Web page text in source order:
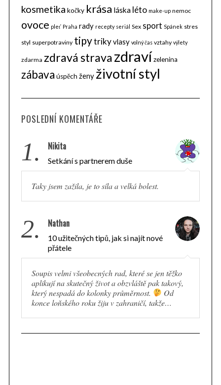
kosmetika kočky krása láska léto make-up nemoc
ovoce pleť Praha rady recepty seriál Sex sport Spánek stres
styl superpotraviny tipytrikyvlasy volný čas vztahy výlety
zdarma zdravá stravazdravízelenina
zábava úspěch ženy životní styl
POSLEDNÍ KOMENTÁŘE
1. Nikita
Setkání s partnerem duše
Taky jsem zažila, je to síla a velká bolest.
2. Nathan
10 užitečných tipů, jak si najít nové
přátele
Soupis velmi všeobecných rad, které se jen těžko
aplikují na skutečný život a obzvláště pak takový,
který nespadá do kolonky průměrnost.
Od
konce loňského roku žiju v zahraničí, takže…